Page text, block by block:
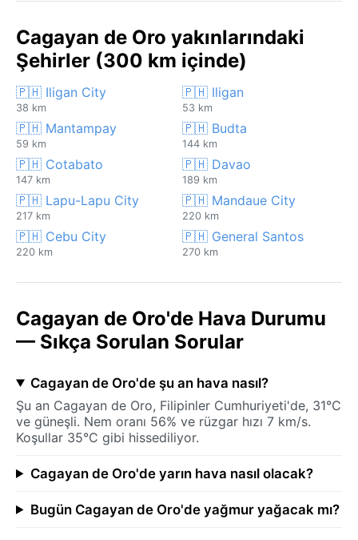
Cagayan de Oro yakınlarındaki
Şehirler (300 km içinde)
🇵🇭 Iligan City
38 km
🇵🇭 Iligan
53 km
🇵🇭 Mantampay
59 km
🇵🇭 Budta
144 km
🇵🇭 Cotabato
147 km
🇵🇭 Davao
189 km
🇵🇭 Lapu-Lapu City
217 km
🇵🇭 Mandaue City
220 km
🇵🇭 Cebu City
220 km
🇵🇭 General Santos
270 km
Cagayan de Oro'de Hava Durumu
— Sıkça Sorulan Sorular
Cagayan de Oro'de şu an hava nasıl?
Şu an Cagayan de Oro, Filipinler Cumhuriyeti'de, 31°C
ve güneşli. Nem oranı 56% ve rüzgar hızı 7 km/s.
Koşullar 35°C gibi hissediliyor.
Cagayan de Oro'de yarın hava nasıl olacak?
Bugün Cagayan de Oro'de yağmur yağacak mı?